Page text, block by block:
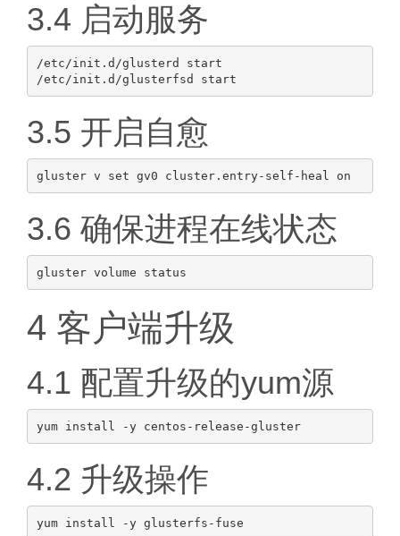
3.4 启动服务
/etc/init.d/glusterd start
3.5 开启自愈
3.6 确保进程在线状态
4 客户端升级
4.1 配置升级的yum源
yum install -y centos-release-gluster
4.2 升级操作